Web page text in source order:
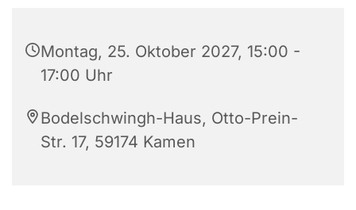
Montag, 25. Oktober 2027, 15:00 -
17:00 Uhr
Bodelschwingh-Haus, Otto-Prein-
Str. 17, 59174 Kamen